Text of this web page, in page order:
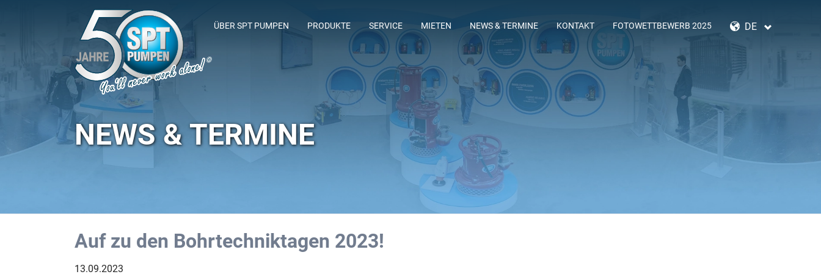
DE
ÜBERSPRINGEN
ÜBER SPT PUMPEN PRODUKTE
LAGERSORTIMENT
ABWASSERTAUCHMOTORPUMPEN
SERVICE
FLOWTIMIZE
MIETEN NEWS & TERMINE KONTAKT FOTOWETTBEWERB 2025
NEWS & TERMINE
Auf zu den Bohrtechniktagen 2023!
13.09.2023